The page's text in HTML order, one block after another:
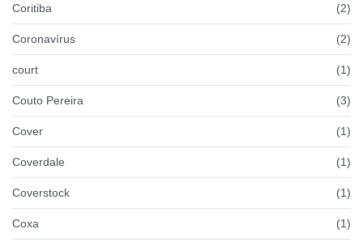
Coritiba (2)
Coronavírus (2)
court (1)
Couto Pereira (3)
Cover (1)
Coverdale (1)
Coverstock (1)
Coxa (1)